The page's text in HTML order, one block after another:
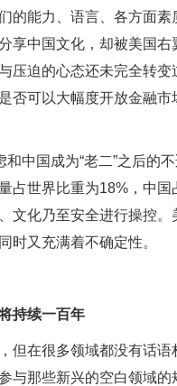
的能力、语言、各方面
享中国文化，却被美国
压迫的心态还未完全转
否可以大幅度开放金融
和中国成为“老二”之后
占世界比重为18%，中
文化乃至安全进行操控
时又充满着不确定性。
持续一百年
但在很多领域都没有话
与那些新兴的空白领域